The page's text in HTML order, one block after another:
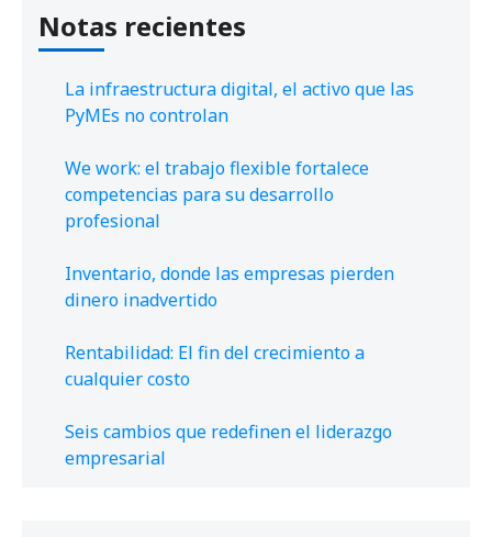
Notas recientes
La infraestructura digital, el activo que las
PyMEs no controlan
We work: el trabajo flexible fortalece
competencias para su desarrollo
profesional
Inventario, donde las empresas pierden
dinero inadvertido
Rentabilidad: El fin del crecimiento a
cualquier costo
Seis cambios que redefinen el liderazgo
empresarial